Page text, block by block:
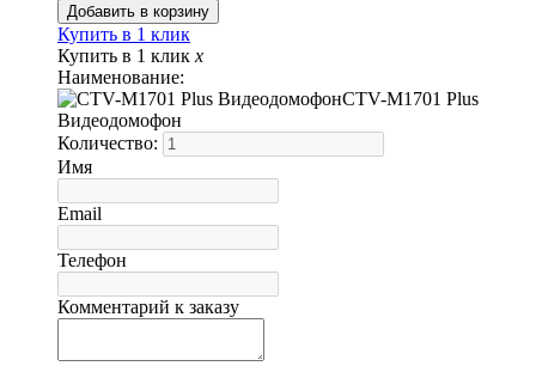
Купить в 1 клик
Купить в 1 клик x
Наименование:
CTV-M1701 Plus
Видеодомофон
Количество:
Имя
Email
Телефон
Комментарий к заказу